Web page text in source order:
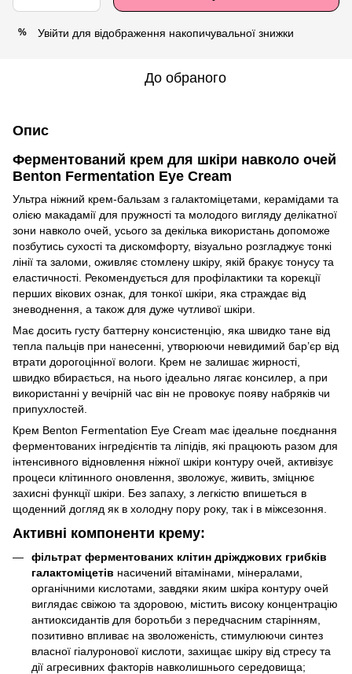
% Увійти для відображення накопичувальної знижки
До обраного
Опис
Ферментований крем для шкіри навколо очей
Benton Fermentation Eye Cream
Ультра ніжний крем-бальзам з галактоміцетами, керамідами та
олією макадамії для пружності та молодого вигляду делікатної
зони навколо очей, усього за декілька використань допоможе
позбутись сухості та дискомфорту, візуально розгладжує тонкі
лінії та заломи, оживляє стомлену шкіру, якій бракує тонусу та
еластичності. Рекомендується для профілактики та корекції
перших вікових ознак, для тонкої шкіри, яка страждає від
зневоднення, а також для дуже чутливої шкіри.
Має досить густу баттерну консистенцію, яка швидко тане від
тепла пальців при нанесенні, утворюючи невидимий бар’єр від
втрати дорогоцінної вологи. Крем не залишає жирності,
швидко вбирається, на нього ідеально лягає консилер, а при
використанні у вечірній час він не провокує появу набряків чи
припухлостей.
Крем Benton Fermentation Eye Cream має ідеальне поєднання
ферментованих інгредієнтів та ліпідів, які працюють разом для
інтенсивного відновлення ніжної шкіри контуру очей, активізує
процеси клітинного оновлення, зволожує, живить, зміцнює
захисні функції шкіри. Без запаху, з легкістю впишеться в
щоденний догляд як в холодну пору року, так і в міжсезоння.
Активні компоненти крему:
фільтрат ферментованих клітин дріжджових грибків
галактоміцетів насичений вітамінами, мінералами,
органічними кислотами, завдяки яким шкіра контуру очей
виглядає свіжою та здоровою, містить високу концентрацію
антиоксидантів для боротьби з передчасним старінням,
позитивно впливає на зволоженість, стимулюючи синтез
власної гіалуронової кислоти, захищає шкіру від стресу та
дії агресивних факторів навколишнього середовища;